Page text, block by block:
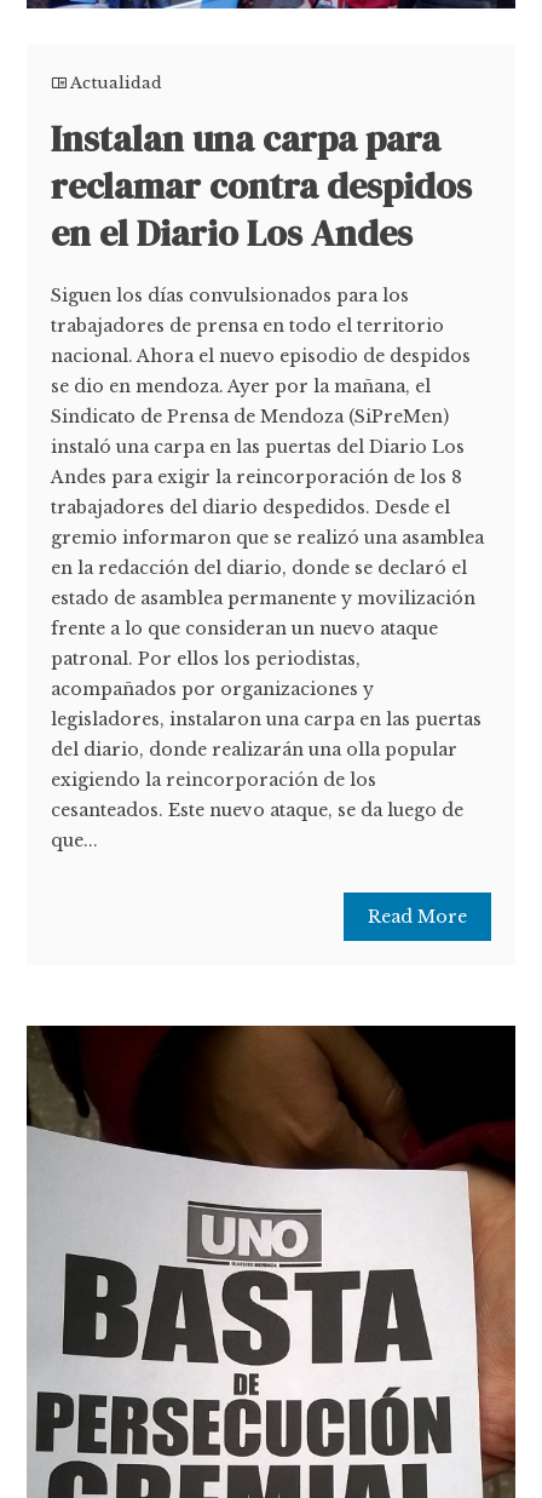
Actualidad
Instalan una carpa para
reclamar contra despidos
en el Diario Los Andes
Siguen los días convulsionados para los
trabajadores de prensa en todo el territorio
nacional. Ahora el nuevo episodio de despidos
se dio en mendoza. Ayer por la mañana, el
Sindicato de Prensa de Mendoza (SiPreMen)
instaló una carpa en las puertas del Diario Los
Andes para exigir la reincorporación de los 8
trabajadores del diario despedidos. Desde el
gremio informaron que se realizó una asamblea
en la redacción del diario, donde se declaró el
estado de asamblea permanente y movilización
frente a lo que consideran un nuevo ataque
patronal. Por ellos los periodistas,
acompañados por organizaciones y
legisladores, instalaron una carpa en las puertas
del diario, donde realizarán una olla popular
exigiendo la reincorporación de los
cesanteados. Este nuevo ataque, se da luego de
que...
Read More